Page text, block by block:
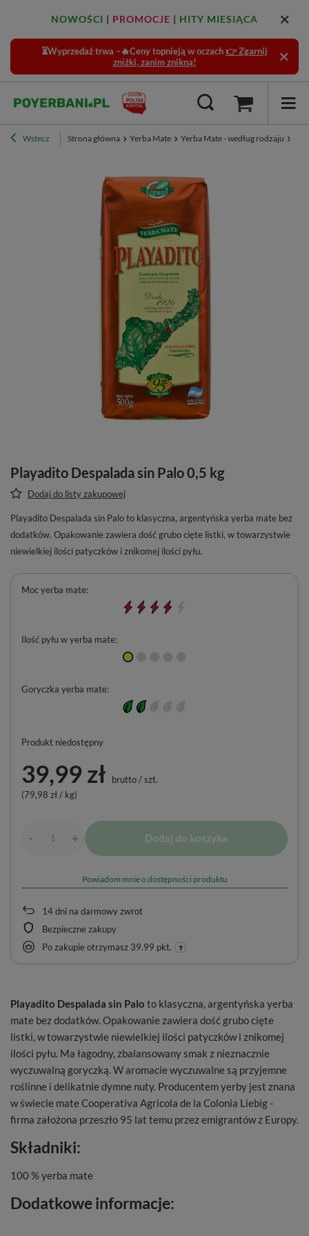
NOWOŚCI | PROMOCJE | HITY MIESIĄCA
⏳Wyprzedaż trwa –🔥Ceny topnieją w oczach 👉 Zgarnij
zniżki, zanim znikną!
Wstecz Strona główna Yerba Mate Yerba Mate - według rodzaju
Playadito Despalada sin Palo 0,5 kg
Dodaj do listy zakupowej
Playadito Despalada sin Palo to klasyczna, argentyńska yerba mate bez
dodatków. Opakowanie zawiera dość grubo cięte listki, w towarzystwie
niewielkiej ilości patyczków i znikomej ilości pyłu.
14dni na darmowy zwrot
Bezpieczne zakupy
Po zakupie otrzymasz 39.99 pkt.
Produkt niedostępny
39,99 zł brutto/szt.
(79,98 zł / kg)
Moc yerba mate
Ilość pyłu w yerba mate
Goryczka yerba mate
- + Dodaj do koszyka
Powiadom mnie o dostępności produktu
Playadito Despalada sin Palo to klasyczna, argentyńska yerba
mate bez dodatków. Opakowanie zawiera dość grubo cięte
listki, w towarzystwie niewielkiej ilości patyczków i znikomej
ilości pyłu. Ma łagodny, zbalansowany smak z nieznacznie
wyczuwalną goryczką. W aromacie wyczuwalne są przyjemne
roślinne i delikatnie dymne nuty. Producentem yerby jest znana
w świecie mate Cooperativa Agricola de la Colonia Liebig -
firma założona przeszło 95 lat temu przez emigrantów z Europy.
Składniki:
100 % yerba mate
Dodatkowe informacje: